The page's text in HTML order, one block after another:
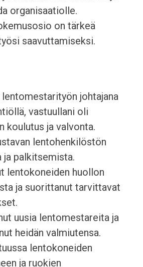
organisaatiolle.
on tärkeä
saavuttamiseksi.
johtajana
vastuullani oli
koulutus ja valvonta.
lentohenkilöstön
ja palkitsemista.
lentokoneiden huollon
ja suorittanut tarvittavat
uusia lentomestareita ja
heidän valmiutensa.
lentokoneiden
ja ruokien